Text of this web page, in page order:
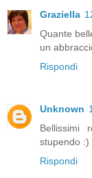
Graziella
Quante
un
Rispondi
Unknown
Bellissimi
stupendo :)
Rispondi